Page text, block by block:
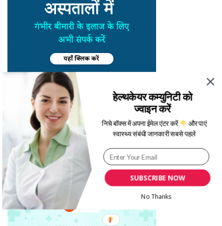
SUBSCRIBE NOW
हेल्थकेयर कम्युनिटी को
ज्वाइन करें
निचे बॉक्स में अपना ईमेल एंटर करें
और पाएं
स्वास्थ्य संबंधी जानकारी सबसे पहले
No Thanks